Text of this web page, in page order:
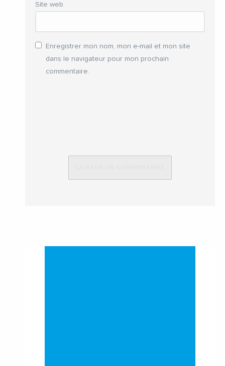
Site web
Enregistrer mon nom, mon e-mail et mon site
dans le navigateur pour mon prochain
commentaire.